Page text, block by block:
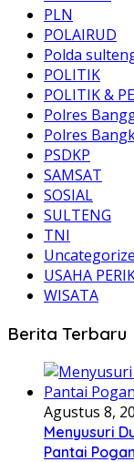
PLN
POLAIRUD
Polda
POLITIK
POLITIK &
Polres
Polres
PSDKP
SAMSAT
SOSIAL
SULTENG
TNI
USAHA
WISATA
Berita Terbaru
Agustus 8,
Menyusuri
Pantai